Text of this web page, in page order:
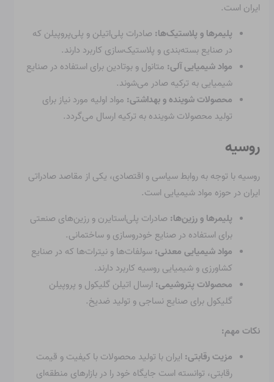
ایران است.
پلیمرها و پلاستیک‌ها: صادرات پلی‌اتیلن و پلی‌پروپیلن که
در صنایع بسته‌بندی و پلاستیک‌سازی کاربرد دارند.
مواد شیمیایی آلی: متانول و بوتادین برای استفاده در صنایع
شیمیایی به ترکیه صادر می‌شوند.
محصولات شوینده و بهداشتی: مواد اولیه مورد نیاز برای
تولید محصولات شوینده به ترکیه ارسال می‌گردد.
روسیه
روسیه با توجه به روابط سیاسی و اقتصادی، یکی از مقاصد صادراتی
ایران در حوزه مواد شیمیایی است.
پلیمرها و رزین‌ها: صادرات پلی‌استایرن و رزین‌های صنعتی
برای استفاده در صنایع خودروسازی و ساختمانی.
مواد شیمیایی معدنی: سولفات‌ها و نیترات‌ها که در صنایع
کشاورزی و شیمیایی روسیه کاربرد دارند.
محصولات پتروشیمی: ارسال اتیلن گلیکول و پروپیلن
گلیکول برای صنایع نساجی و تولید ضدیخ.
نکات مهم:
مزیت رقابتی: ایران با تولید محصولات با کیفیت و قیمت
رقابتی، توانسته است جایگاه خود را در بازارهای منطقه‌ای